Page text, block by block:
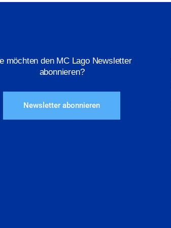
möchten den MC Lago Newsletter
abonnieren?
Newsletter abonnieren